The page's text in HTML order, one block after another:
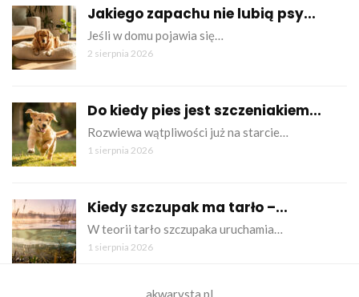
Jakiego zapachu nie lubią psy...
Jeśli w domu pojawia się…
2 sierpnia 2026
Do kiedy pies jest szczeniakiem...
Rozwiewa wątpliwości już na starcie…
1 sierpnia 2026
Kiedy szczupak ma tarło –...
W teorii tarło szczupaka uruchamia…
1 sierpnia 2026
akwarysta.pl